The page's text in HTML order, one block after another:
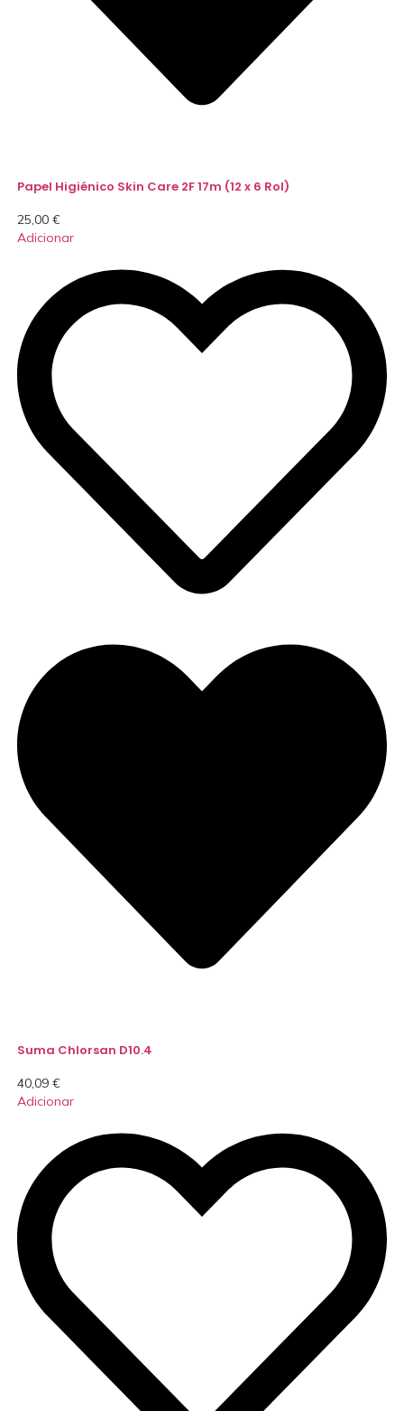
Papel Higiénico Skin Care 2F 17m (12 x 6 Rol)
25,00 €
Adicionar
Suma Chlorsan D10.4
40,09 €
Adicionar